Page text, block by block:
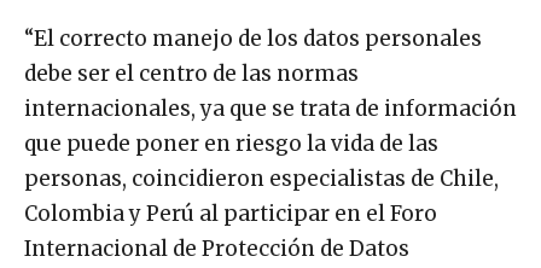
“El correcto manejo de los datos personales
debe ser el centro de las normas
internacionales, ya que se trata de información
que puede poner en riesgo la vida de las
personas, coincidieron especialistas de Chile,
Colombia y Perú al participar en el Foro
Internacional de Protección de Datos